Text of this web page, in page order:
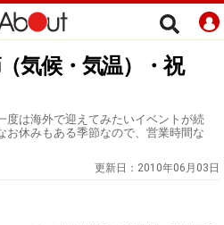
気候・気温）・祝
度は海外で迎えてみたいイベントが続
お休みもある季節なので、営業時間な
更新日： 2010年06月03日